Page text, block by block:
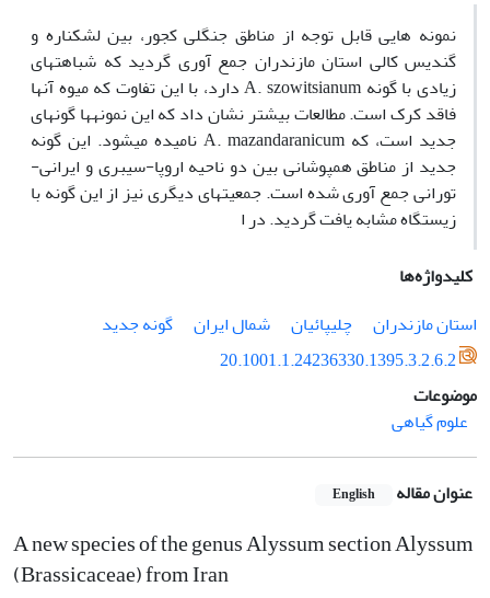
نمونه هایی قابل توجه از مناطق جنگلی کجور، بین لشکناره و
گندیس کالی استان مازندران جمع آوری گردید که شباهتهای
زیادی با گونه A. szowitsianum دارد، با این تفاوت که میوه آنها
فاقد کرک است. مطالعات بیشتر نشان داد که این نمونهها گونهای
جدید است، که A. mazandaranicum نامیده میشود. این گونه
جدید از مناطق همپوشانی بین دو ناحیه اروپا-سیبری و ایرانی-
تورانی جمع آوری شده است. جمعیتهای دیگری نیز از این گونه با
زیستگاه مشابه یافت گردید. در ا
کلیدواژه‌ها
استان مازندران
چلیپائیان شمال ایران
گونه جدید
20.1001.1.24236330.1395.3.2.6.2
موضوعات
علوم گیاهی
عنوان مقاله English
A new species of the genus Alyssum section Alyssum
(Brassicaceae) from Iran